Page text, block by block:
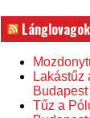
Lakástűz
Tűz a